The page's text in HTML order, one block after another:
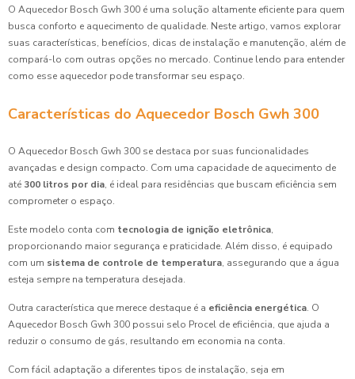
O Aquecedor Bosch Gwh 300 é uma solução altamente eficiente para quem
busca conforto e aquecimento de qualidade. Neste artigo, vamos explorar
suas características, benefícios, dicas de instalação e manutenção, além de
compará-lo com outras opções no mercado. Continue lendo para entender
como esse aquecedor pode transformar seu espaço.
Características do Aquecedor Bosch Gwh 300
O Aquecedor Bosch Gwh 300 se destaca por suas funcionalidades
avançadas e design compacto. Com uma capacidade de aquecimento de
até 300 litros por dia, é ideal para residências que buscam eficiência sem
comprometer o espaço.
Este modelo conta com tecnologia de ignição eletrônica,
proporcionando maior segurança e praticidade. Além disso, é equipado
com um sistema de controle de temperatura, assegurando que a água
esteja sempre na temperatura desejada.
Outra característica que merece destaque é a eficiência energética. O
Aquecedor Bosch Gwh 300 possui selo Procel de eficiência, que ajuda a
reduzir o consumo de gás, resultando em economia na conta.
Com fácil adaptação a diferentes tipos de instalação, seja em